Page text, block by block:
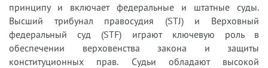
принципу и включает федеральные и штатные суды.
Высший трибунал правосудия (STJ) и Верховный
федеральный суд (STF) играют ключевую роль в
обеспечении верховенства закона и защиты
конституционных прав. Судьи обладают высокой